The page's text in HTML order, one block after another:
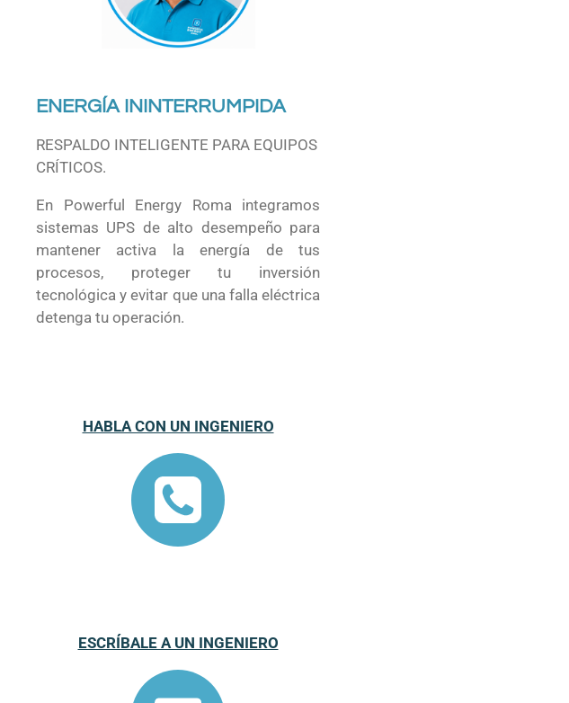
ENERGÍA ININTERRUMPIDA
RESPALDO INTELIGENTE PARA EQUIPOS
CRÍTICOS.
En Powerful Energy Roma integramos
sistemas UPS de alto desempeño para
mantener activa la energía de tus
procesos, proteger tu inversión
tecnológica y evitar que una falla eléctrica
detenga tu operación.
HABLA CON UN INGENIERO
ESCRÍBALE A UN INGENIERO